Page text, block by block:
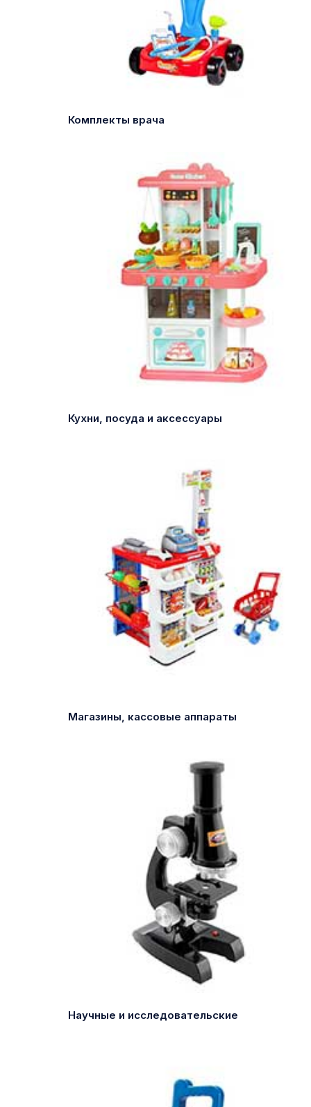
Комплекты врача
Кухни, посуда и аксессуары
Магазины, кассовые аппараты
Научные и исследовательские